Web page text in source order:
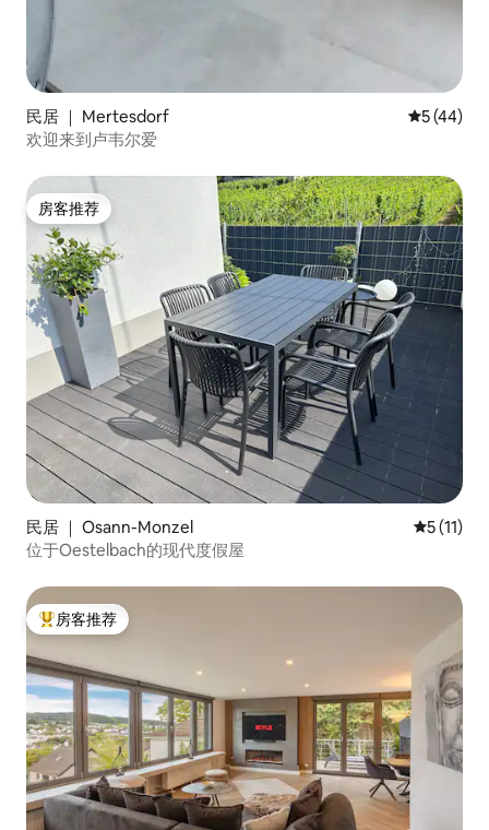
民居 ｜ Mertesdorf 平均评分
5 (44)
欢迎来到卢韦尔爱
房客推荐
房客推荐
民居 ｜ Osann-Monzel 平均评分
5 (11)
位于Oestelbach的现代度假屋
热门「房客推荐」
房客推荐